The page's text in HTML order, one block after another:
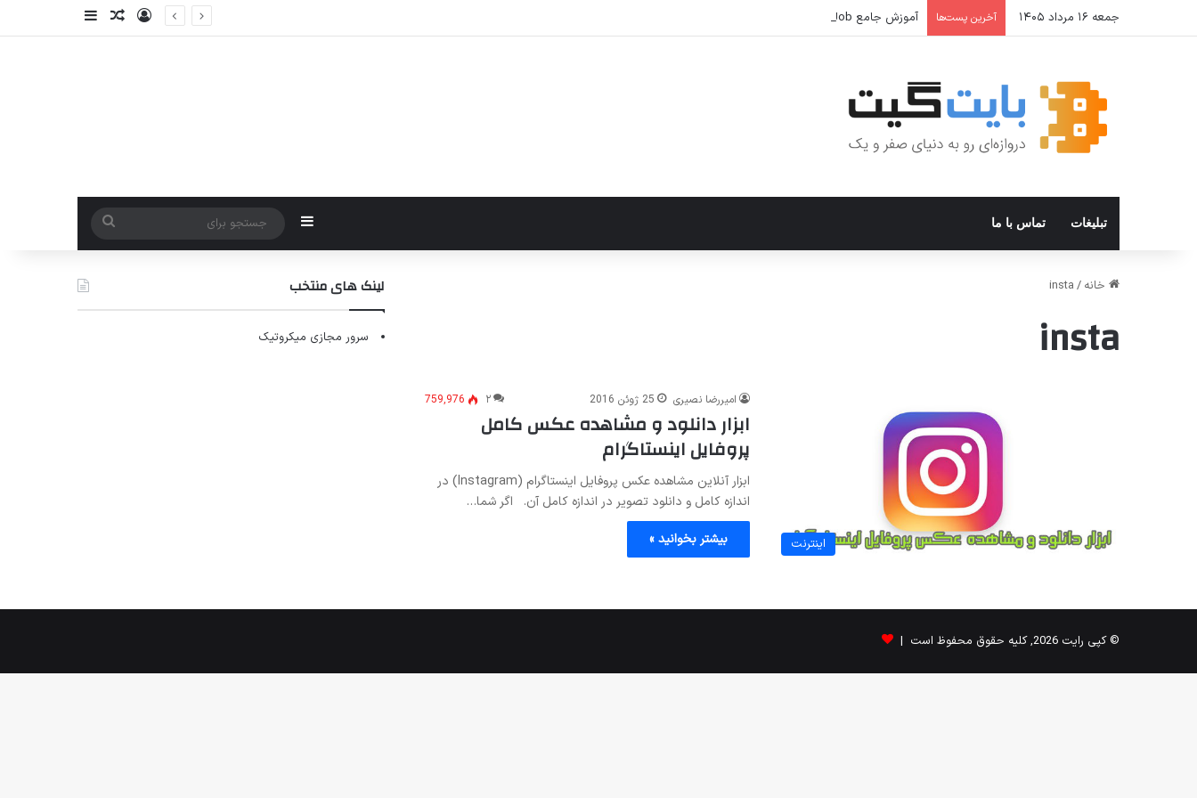
جمعه ۱۶ مرداد ۱۴۰۵ آخرین پست‌ها آموزش جامع Cron Job در Hermes Agent؛ قابلیت زمان‌بندی خودکار وظایف ورودنوشته تصادفی
سایدبار
تبلیغات تماس با ما سایدبار
جستجو
برای
خانه /
insta
insta
اینترنت
امیررضا نصیری 25 ژوئن 2016 ۲ 759,976
ابزار دانلود و مشاهده عکس کامل
پروفایل اینستاگرام
ابزار آنلاین مشاهده عکس پروفایل اینستاگرام (Instagram) در
اندازه کامل و دانلود تصویر در اندازه کامل آن. اگر شما…
بیشتر بخوانید »
لینک های منتخب
سرور مجازی میکروتیک
© کپی رایت 2026, کلیه حقوق محفوظ است |